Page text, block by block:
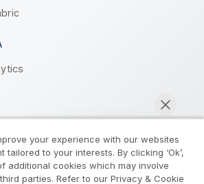
your experience with our websites
tailored to your interests. By clicking ‘Ok’,
additional cookies which may involve
parties. Refer to our Privacy & Cookie